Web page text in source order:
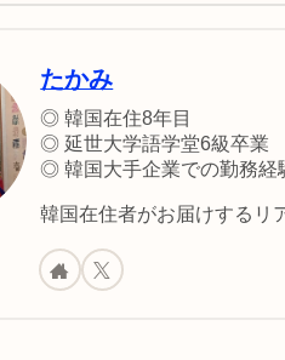
たかみ
◎ 韓国在住8年目
◎ 延世大学語学堂6級卒業
◎ 韓国大手企業での勤務経
韓国在住者がお届けするリ